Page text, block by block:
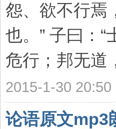
怨、欲不行焉
也。” 子曰：
危行；邦无道
2015-1-30 20:50
论语原文mp3